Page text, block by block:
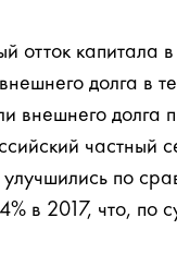
отток
долга в
внешнего долга
улучшились по
в 2017, что, по